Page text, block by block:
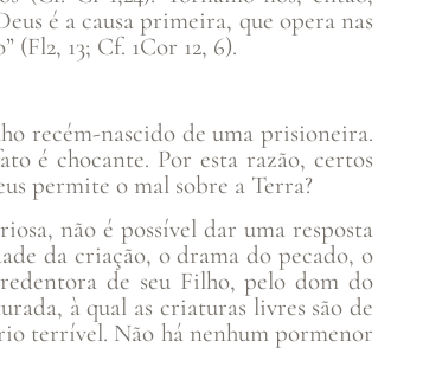
é a causa primeira, que opera nas
(Fl2, 13; Cf. 1Cor 12, 6).
recém-nascido de uma prisioneira.
é chocante. Por esta razão, certos
permite o mal sobre a Terra?
não é possível dar uma resposta
da criação, o drama do pecado, o
de seu Filho, pelo dom do
à qual as criaturas livres são de
terrível. Não há nenhum pormenor